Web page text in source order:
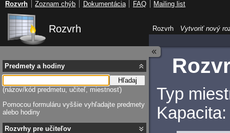
Rozvrh
Typ
Predmety a hodiny
Hľadaj
(názov/kód predmetu, učiteľ, miestnosť)
Pomocou formuláru vyššie vyhľadajte predmety
alebo hodiny
Rozvrhy pre učiteľov
Rozvrh Vytvoriť nový
Rozvrh Zoznam chýb Dokumentácia FAQ Mailing list